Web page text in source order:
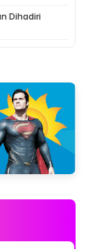
Dihadiri